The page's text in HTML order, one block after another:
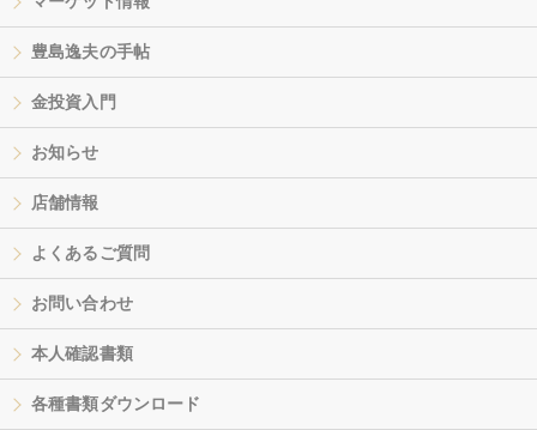
豊島逸夫の手帖
金投資入門
お知らせ
店舗情報
よくあるご質問
お問い合わせ
本人確認書類
各種書類ダウンロード